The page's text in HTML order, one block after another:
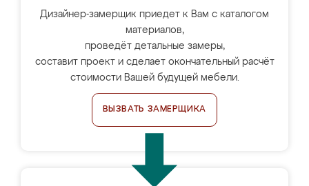
Дизайнер-замерщик приедет к Вам с каталогом
материалов,
проведёт детальные замеры,
составит проект и сделает окончательный расчёт
стоимости Вашей будущей мебели.
ВЫЗВАТЬ ЗАМЕРЩИКА